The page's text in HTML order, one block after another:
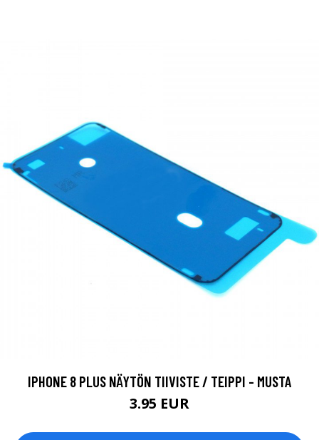
IPHONE 8 PLUS NÄYTÖN TIIVISTE / TEIPPI - MUSTA
3.95 EUR